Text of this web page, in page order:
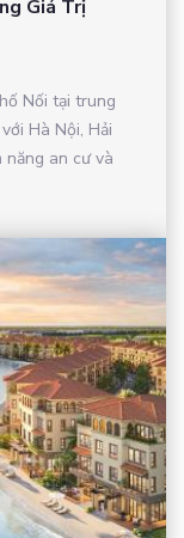
Giá Trị
Nối tại trung
Hà Nội, Hải
năng an cư và